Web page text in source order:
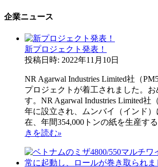
企業ニュース
新プロジェクト発表！
投稿日時: 2022年11月10日
NR Agarwal Industries Limited社（
プロジェクトが着工されました。お
す。NR Agarwal Industries Limited社
年に設立され、ムンバイ（インド
在、年間354,000トンの紙を生産す
きを読む»